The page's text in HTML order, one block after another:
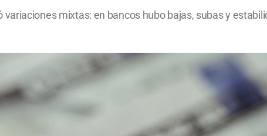
mixtas: en bancos hubo bajas, subas y